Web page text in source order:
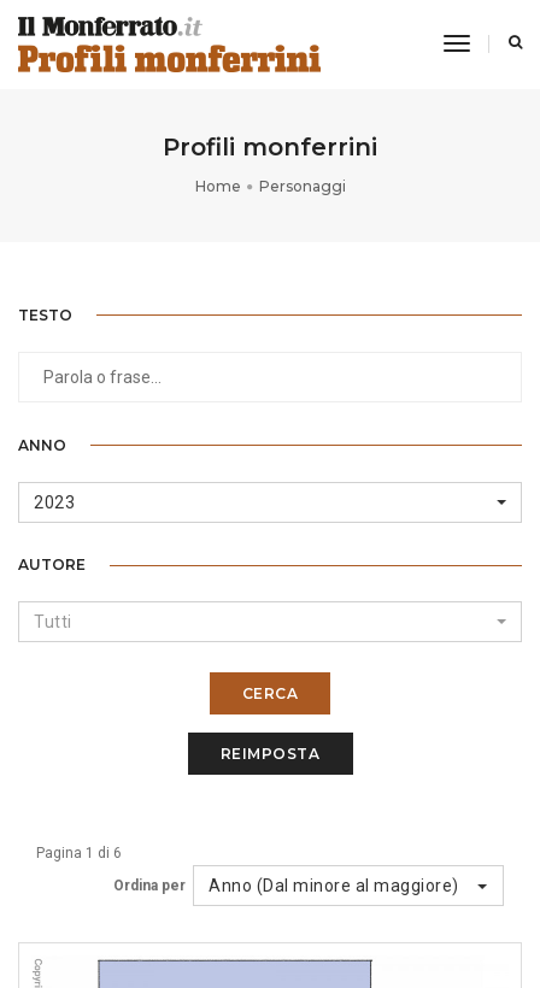
toggle
Profili monferrini
Home Personaggi
TESTO
ANNO
2023
AUTORE
Tutti
CERCA
REIMPOSTA
Pagina 1 di 6
Ordina per
Anno (Dal minore al maggiore)